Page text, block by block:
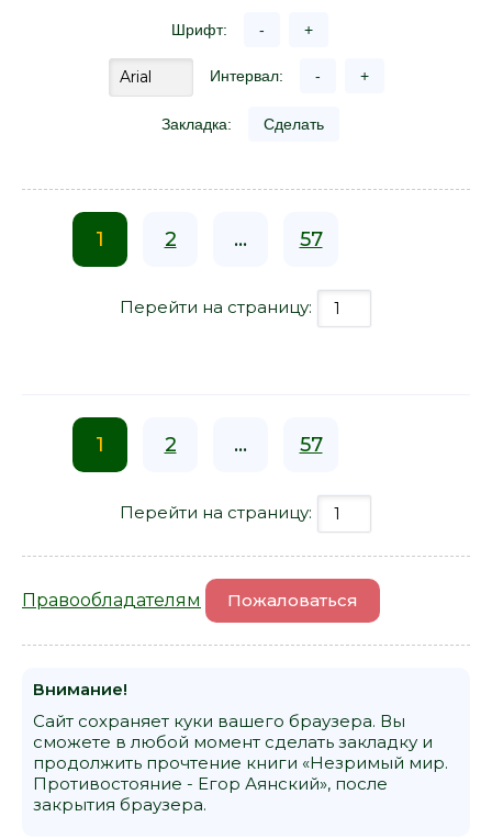
Шрифт: - +
Интервал: - +
Закладка: Сделать
1 2 ... 57
Перейти на страницу:
1 2 ... 57
Перейти на страницу:
Правообладателям Пожаловаться
Внимание!
Сайт сохраняет куки вашего браузера. Вы
сможете в любой момент сделать закладку и
продолжить прочтение книги «Незримый мир.
Противостояние - Егор Аянский», после
закрытия браузера.